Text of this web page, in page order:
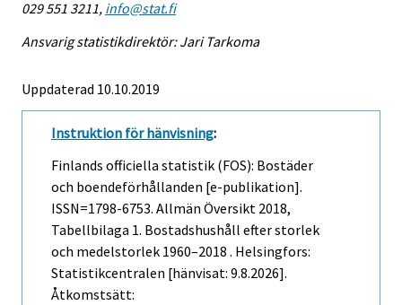
029 551 3211, info@stat.fi
Ansvarig statistikdirektör: Jari Tarkoma
Uppdaterad 10.10.2019
Instruktion för hänvisning:
Finlands officiella statistik (FOS): Bostäder
och boendeförhållanden [e-publikation].
ISSN=1798-6753. Allmän Översikt 2018,
Tabellbilaga 1. Bostadshushåll efter storlek
och medelstorlek 1960–2018 . Helsingfors:
Statistikcentralen [hänvisat: 9.8.2026].
Åtkomstsätt: